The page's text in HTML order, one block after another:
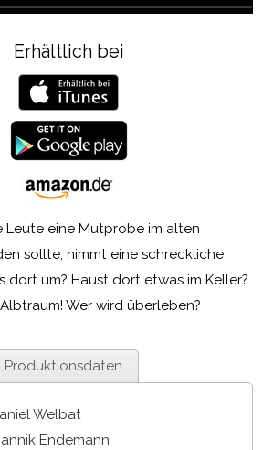
Erhältlich bei
Leute eine Mutprobe im alten
sollte, nimmt eine schreckliche
dort um? Haust dort etwas im Keller?
Wer wird überleben?
Produktionsdaten
Welbat
Endemann